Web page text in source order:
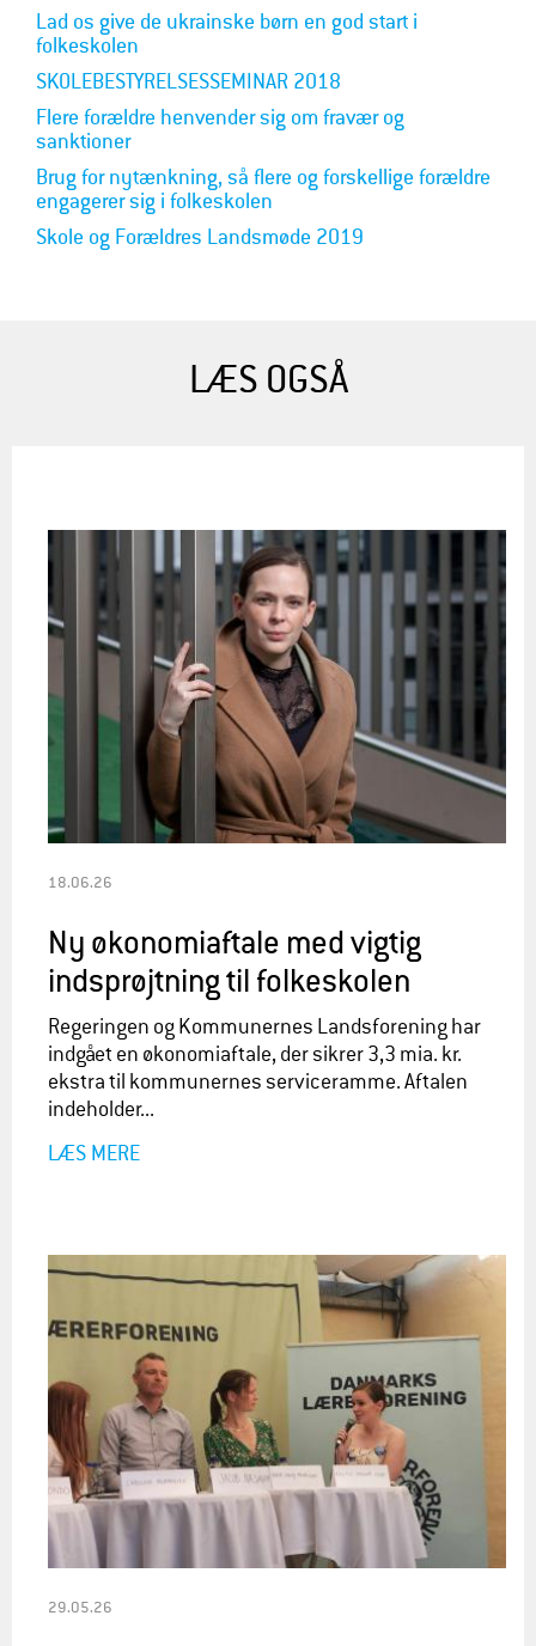
Lad os give de ukrainske børn en god start i
folkeskolen
SKOLEBESTYRELSESSEMINAR 2018
Flere forældre henvender sig om fravær og
sanktioner
Brug for nytænkning, så flere og forskellige forældre
engagerer sig i folkeskolen
Skole og Forældres Landsmøde 2019
LÆS OGSÅ
18.06.26
Ny økonomiaftale med vigtig
indsprøjtning til folkeskolen
Regeringen og Kommunernes Landsforening har
indgået en økonomiaftale, der sikrer 3,3 mia. kr.
ekstra til kommunernes serviceramme. Aftalen
indeholder...
LÆS MERE
29.05.26